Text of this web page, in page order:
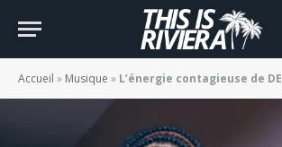
Accueil » Musique » L’énergie contagieuse de DEL